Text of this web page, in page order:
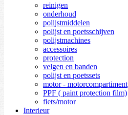
reinigen
onderhoud
polijstmiddelen
polijst en poetsschijven
polijstmachines
accessoires
protection
velgen en banden
polijst en poetssets
motor - motorcompartiment
PPF ( paint protection film)
fiets/motor
Interieur